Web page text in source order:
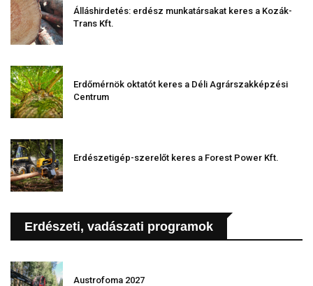
Álláshirdetés: erdész munkatársakat keres a Kozák-
Trans Kft.
Erdőmérnök oktatót keres a Déli Agrárszakképzési
Centrum
Erdészetigép-szerelőt keres a Forest Power Kft.
Erdészeti, vadászati programok
Austrofoma 2027